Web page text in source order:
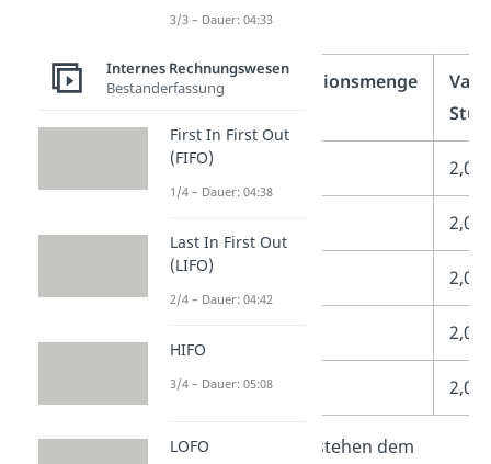
folgendermaßen:
Bleistiftproduktionsmenge
5.000
15.000
25.000
Wie du siehst, entstehen dem
3/3 – Dauer: 04:33
Internes Rechnungswesen
Bestanderfassung
First In First Out
(FIFO)
1/4 – Dauer: 04:38
Last In First Out
(LIFO)
2/4 – Dauer: 04:42
HIFO
3/4 – Dauer: 05:08
LOFO